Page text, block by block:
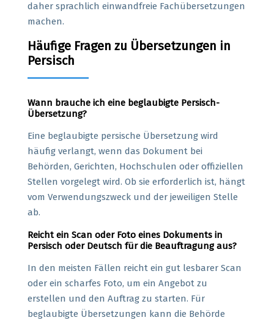
daher sprachlich einwandfreie Fachübersetzungen
machen.
Häufige Fragen zu Übersetzungen in
Persisch
Wann brauche ich eine beglaubigte Persisch-
Übersetzung?
Eine beglaubigte persische Übersetzung wird
häufig verlangt, wenn das Dokument bei
Behörden, Gerichten, Hochschulen oder offiziellen
Stellen vorgelegt wird. Ob sie erforderlich ist, hängt
vom Verwendungszweck und der jeweiligen Stelle
ab.
Reicht ein Scan oder Foto eines Dokuments in
Persisch oder Deutsch für die Beauftragung aus?
In den meisten Fällen reicht ein gut lesbarer Scan
oder ein scharfes Foto, um ein Angebot zu
erstellen und den Auftrag zu starten. Für
beglaubigte Übersetzungen kann die Behörde